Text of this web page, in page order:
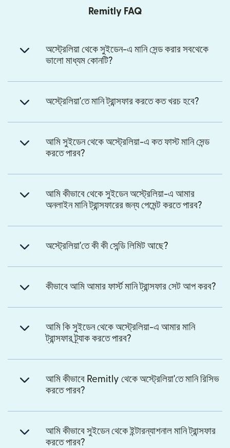
Remitly FAQ
অস্ট্রেলিয়া থেকে সুইডেন-এ মানি সেন্ড করার সবথেকে
ভালো মাধ্যম কোনটি?
অস্ট্রেলিয়া'তে মানি ট্রান্সফার করতে কত খরচ হবে?
আমি সুইডেন থেকে অস্ট্রেলিয়া-এ কত ফাস্ট মানি সেন্ড
করতে পারব?
আমি কীভাবে থেকে সুইডেন অস্ট্রেলিয়া-এ আমার
অনলাইন মানি ট্রান্সফারের জন্য পেমেন্ট করতে পারব?
অস্ট্রেলিয়া'তে কী কী সেন্ডি লিমিট আছে?
কীভাবে আমি আমার ফার্স্ট মানি ট্রান্সফার সেট আপ করব?
আমি কি সুইডেন থেকে অস্ট্রেলিয়া-এ আমার মানি
ট্রান্সফার ট্র্যাক করতে পারব?
আমি কীভাবে Remitly থেকে অস্ট্রেলিয়া'তে মানি রিসিভ
করতে পারব?
আমি কীভাবে সুইডেন থেকে ইন্টারন্যাশনাল মানি ট্রান্সফার
করতে পারব?